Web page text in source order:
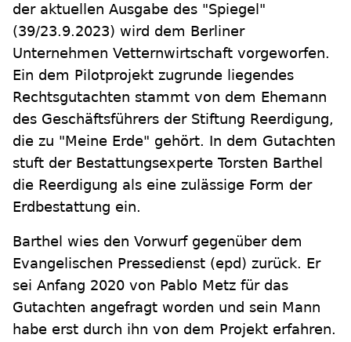
der aktuellen Ausgabe des "Spiegel"
(39/23.9.2023) wird dem Berliner
Unternehmen Vetternwirtschaft vorgeworfen.
Ein dem Pilotprojekt zugrunde liegendes
Rechtsgutachten stammt von dem Ehemann
des Geschäftsführers der Stiftung Reerdigung,
die zu "Meine Erde" gehört. In dem Gutachten
stuft der Bestattungsexperte Torsten Barthel
die Reerdigung als eine zulässige Form der
Erdbestattung ein.
Barthel wies den Vorwurf gegenüber dem
Evangelischen Pressedienst (epd) zurück. Er
sei Anfang 2020 von Pablo Metz für das
Gutachten angefragt worden und sein Mann
habe erst durch ihn von dem Projekt erfahren.